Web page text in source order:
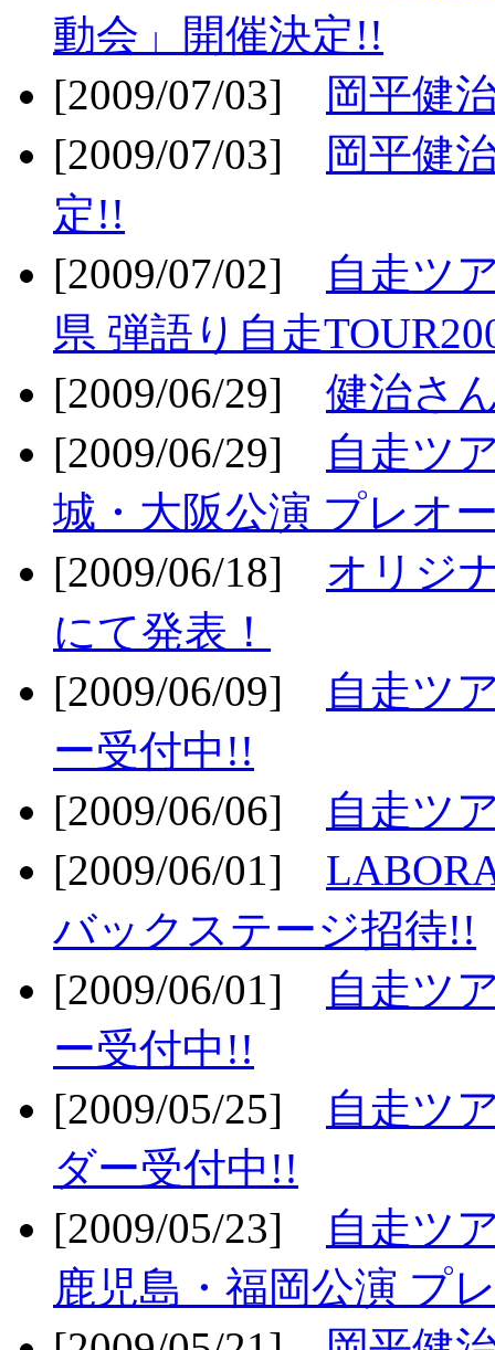
動会」開催決定!!
[2009/07/03]
岡平健
[2009/07/03]
岡平健
定!!
[2009/07/02]
自走ツ
県 弾語り自走
[2009/06/29] 健治さ
[2009/06/29]
自走ツ
城・大阪公演 プレオ
[2009/06/18] オリジ
にて発表！
[2009/06/09]
自走ツ
ー受付中!!
[2009/06/06]
自走ツ
[2009/06/01]
バックステージ招待!!
[2009/06/01]
自走ツ
ー受付中!!
[2009/05/25]
自走ツ
ダー受付中!!
[2009/05/23]
自走ツ
鹿児島・福岡公演 プ